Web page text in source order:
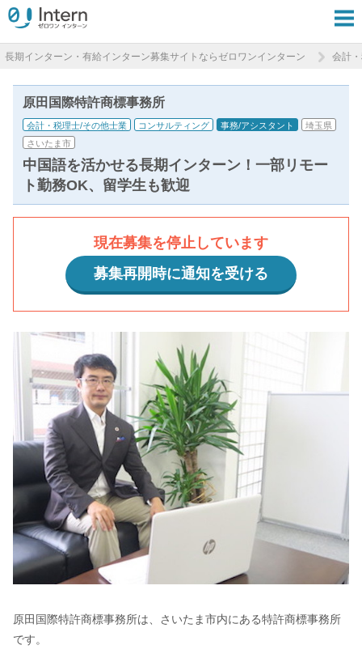
長期インターン・有給インターン募集サイトならゼロワンインターン 会計
原田国際特許商標事務所
会計・税理士/その他士業 コンサルティング 事務/アシスタント
埼玉県
さいたま市
中国語を活かせる長期インターン！一部リモー
ト勤務OK、留学生も歓迎
現在募集を停止しています
募集再開時に通知を受ける
原田国際特許商標事務所は、さいたま市内にある特許商標事務所
です。